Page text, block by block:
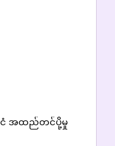
င်ငံ အထည်တင်ပို့မှု